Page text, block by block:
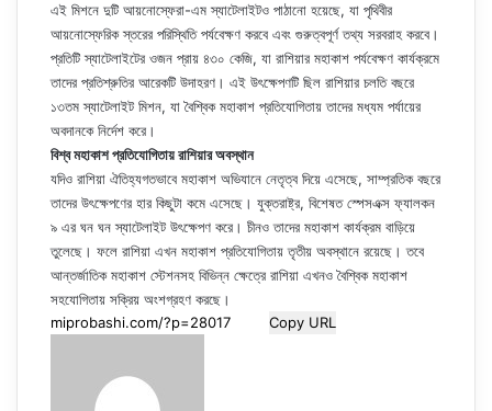
এই মিশনে দুটি আয়নোস্ফেরা-এম স্যাটেলাইটও পাঠানো হয়েছে, যা পৃথিবীর
আয়নোস্ফেরিক স্তরের পরিস্থিতি পর্যবেক্ষণ করবে এবং গুরুত্বপূর্ণ তথ্য সরবরাহ করবে।
প্রতিটি স্যাটেলাইটের ওজন প্রায় ৪৩০ কেজি, যা রাশিয়ার মহাকাশ পর্যবেক্ষণ কার্যক্রমে
তাদের প্রতিশ্রুতির আরেকটি উদাহরণ। এই উৎক্ষেপণটি ছিল রাশিয়ার চলতি বছরে
১৩তম স্যাটেলাইট মিশন, যা বৈশ্বিক মহাকাশ প্রতিযোগিতায় তাদের মধ্যম পর্যায়ের
অবদানকে নির্দেশ করে।
বিশ্ব মহাকাশ প্রতিযোগিতায় রাশিয়ার অবস্থান
যদিও রাশিয়া ঐতিহ্যগতভাবে মহাকাশ অভিযানে নেতৃত্ব দিয়ে এসেছে, সাম্প্রতিক বছরে
তাদের উৎক্ষেপণের হার কিছুটা কমে এসেছে। যুক্তরাষ্ট্র, বিশেষত স্পেসএক্স ফ্যালকন
৯ এর ঘন ঘন স্যাটেলাইট উৎক্ষেপণ করে। চীনও তাদের মহাকাশ কার্যক্রম বাড়িয়ে
তুলেছে। ফলে রাশিয়া এখন মহাকাশ প্রতিযোগিতায় তৃতীয় অবস্থানে রয়েছে। তবে
আন্তর্জাতিক মহাকাশ স্টেশনসহ বিভিন্ন ক্ষেত্রে রাশিয়া এখনও বৈশ্বিক মহাকাশ
সহযোগিতায় সক্রিয় অংশগ্রহণ করছে।
Copy URL